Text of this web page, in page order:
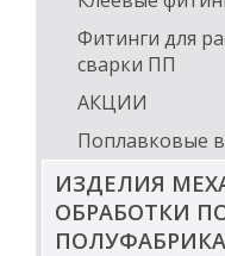
Фитинги для
сварки ПП
АКЦИИ
Поплавковые
ИЗДЕЛИЯ
ОБРАБОТКИ